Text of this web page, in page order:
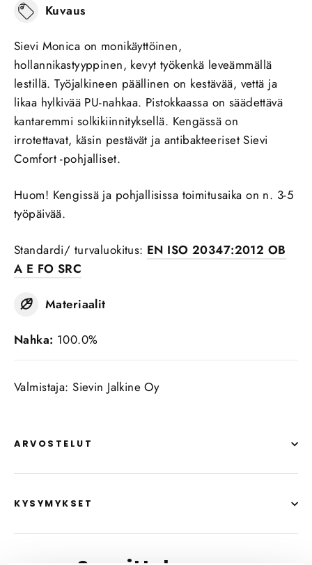
Kuvaus
Sievi Monica on monikäyttöinen,
hollannikastyyppinen, kevyt työkenkä leveämmällä
lestillä.Työjalkineen päällinen on kestävää, vettä ja
likaa hylkivää PU-nahkaa. Pistokkaassa on säädettävä
kantaremmi solkikiinnityksellä. Kengässä on
irrotettavat, käsin pestävät ja antibakteeriset Sievi
Comfort -pohjalliset.
Huom! Kengissä ja pohjallisissa toimitusaika on n. 3-5
työpäivää.
Standardi/ turvaluokitus: EN ISO 20347:2012 OB
A E FO SRC
Materiaalit
Nahka: 100.0%
Valmistaja: Sievin Jalkine Oy
ARVOSTELUT
KYSYMYKSET